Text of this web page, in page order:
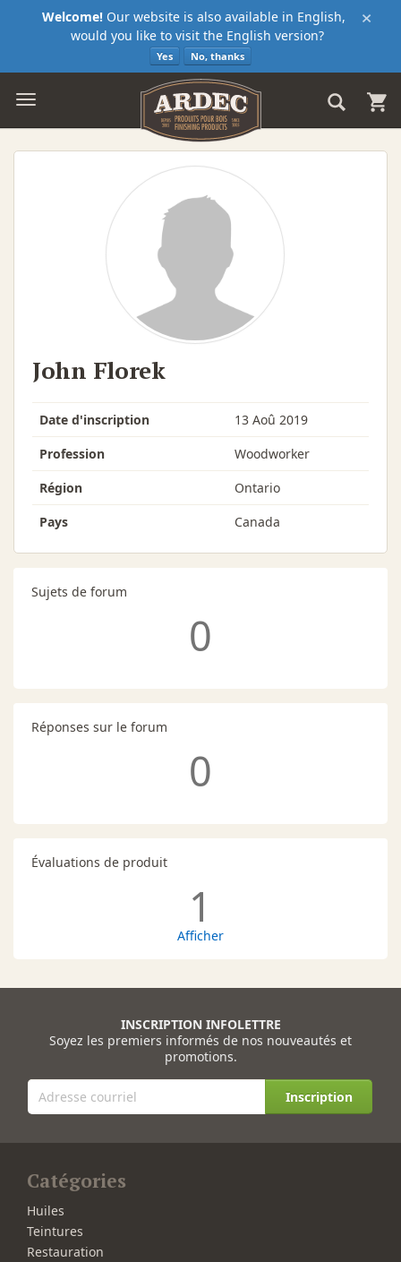
×
Welcome! Our website is also available in English,
would you like to visit the English version?
Yes No, thanks
John Florek
Date d'inscription
13 Aoû 2019
Profession
Woodworker
Région
Ontario
Pays
Canada
Sujets de forum
0
Réponses sur le forum
0
Évaluations de produit
1
Afficher
INSCRIPTION INFOLETTRE
Soyez les premiers informés de nos nouveautés et
promotions.
Inscription
Catégories
Huiles
Teintures
Restauration